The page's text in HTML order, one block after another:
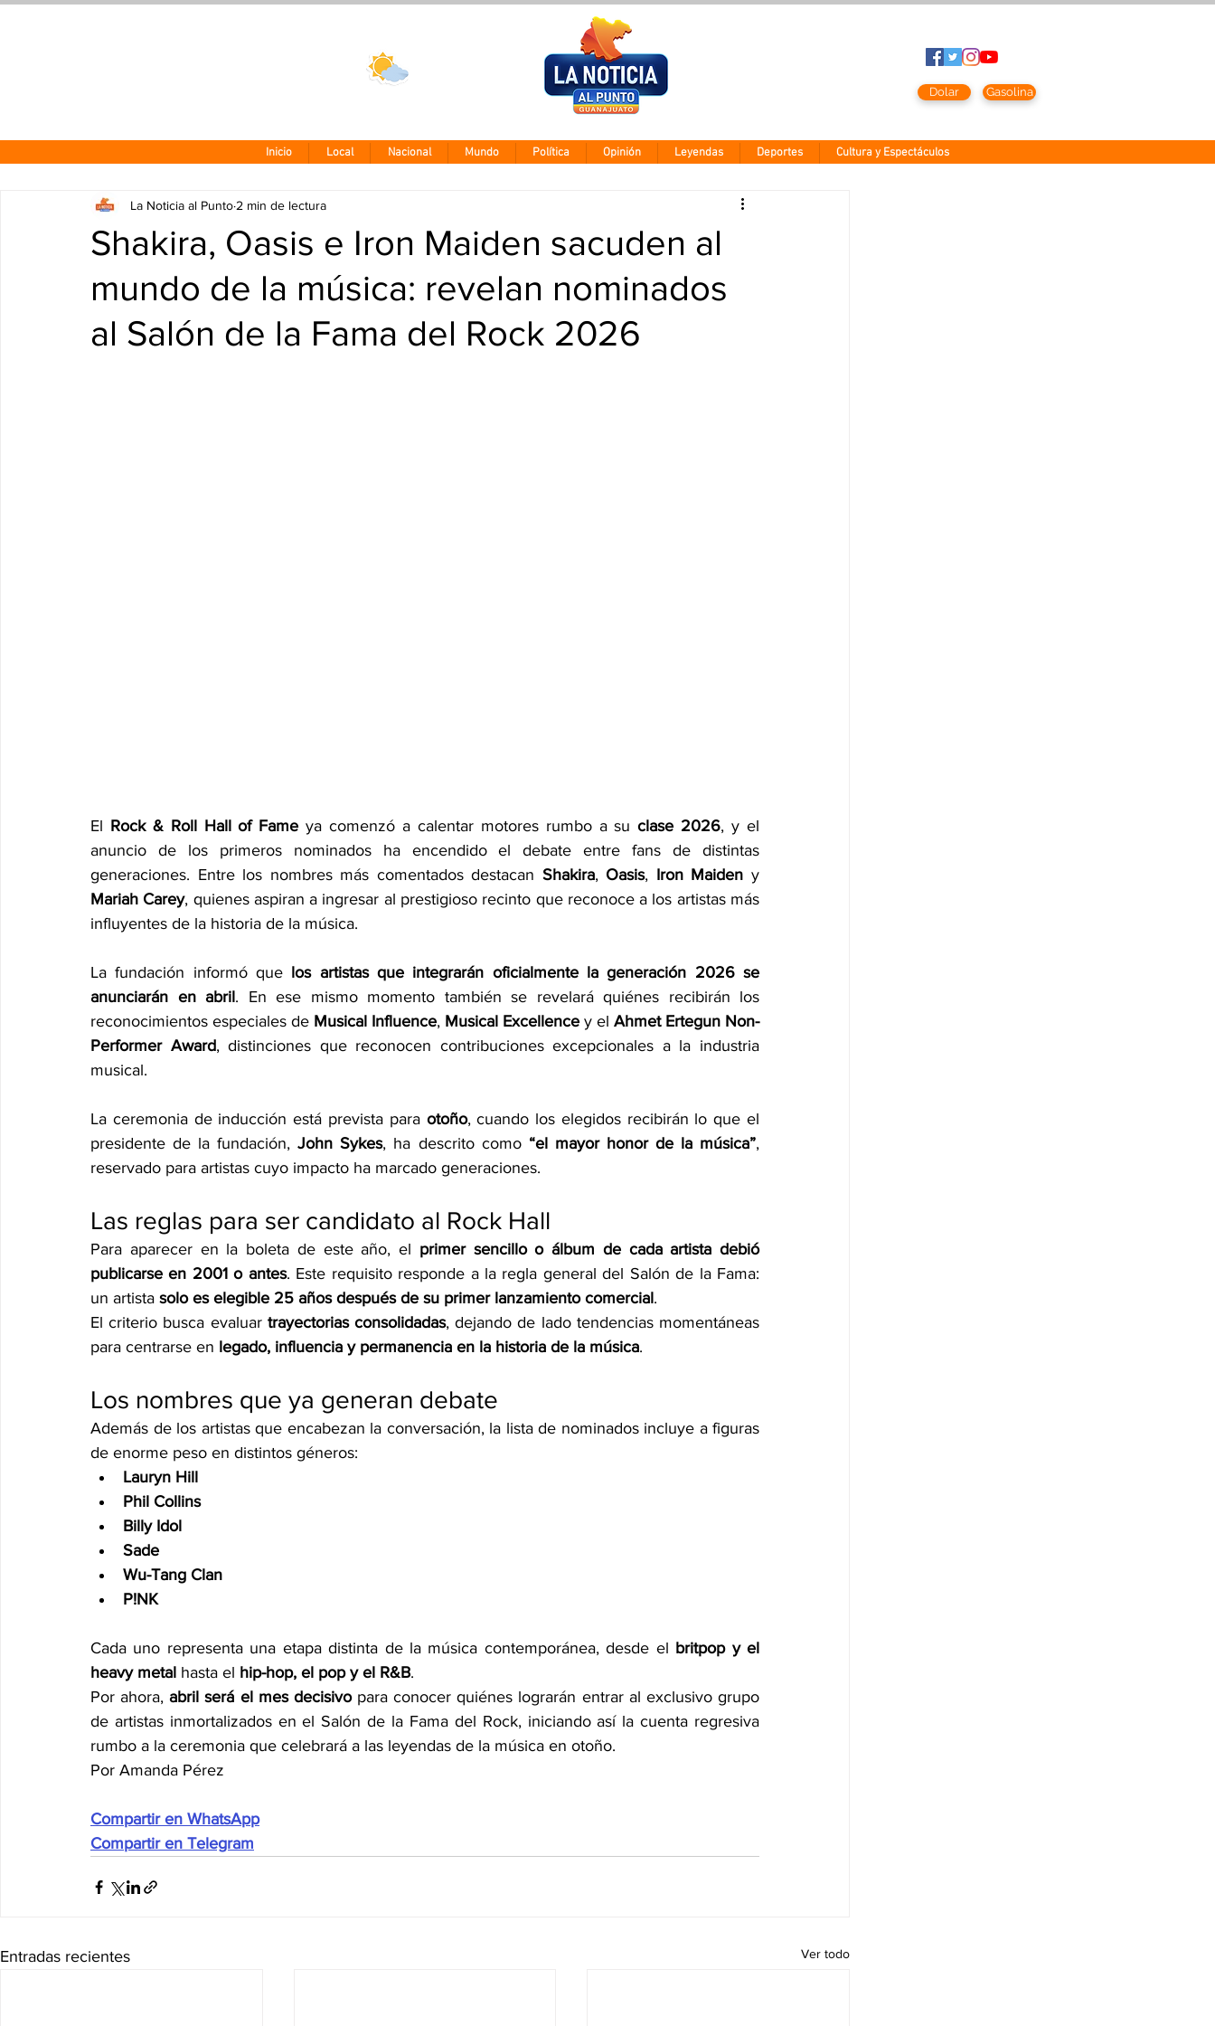
Dolar Gasolina
Inicio Local Nacional Mundo Política Opinión Leyendas Deportes Cultura y Espectáculos
Shakira, Oasis e Iron Maiden sacuden al
mundo de la música: revelan nominados
al Salón de la Fama del Rock 2026
La Noticia al Punto 2 min de lectura
El Rock & Roll Hall of Fame ya comenzó a calentar motores rumbo a su clase 2026, y el
anuncio de los primeros nominados ha encendido el debate entre fans de distintas
generaciones. Entre los nombres más comentados destacan Shakira, Oasis, Iron Maiden
Mariah Carey, quienes aspiran a ingresar al prestigioso recinto que reconoce a los artistas más
influyentes de la historia de la música.
La fundación informó que los artistas que integrarán oficialmente la generación 2026 se
anunciarán en abril. En ese mismo momento también se revelará quiénes recibirán los
reconocimientos especiales de Musical Influence, Musical Excellence y el Ahmet Ertegun Non-
Performer Award, distinciones que reconocen contribuciones excepcionales a la industria
musical.
La ceremonia de inducción está prevista para otoño, cuando los elegidos recibirán lo que el
presidente de la fundación, John Sykes, ha descrito como “el mayor honor de la música”,
reservado para artistas cuyo impacto ha marcado generaciones.
Las reglas para ser candidato al Rock Hall
Para aparecer en la boleta de este año, el primer sencillo o álbum de cada artista debió
publicarse en 2001 o antes. Este requisito responde a la regla general del Salón de la Fama:
un artista solo es elegible 25 años después de su primer lanzamiento comercial.
El criterio busca evaluar trayectorias consolidadas, dejando de lado tendencias momentáneas
para centrarse en legado, influencia y permanencia en la historia de la música.
Los nombres que ya generan debate
Además de los artistas que encabezan la conversación, la lista de nominados incluye a figuras
de enorme peso en distintos géneros:
Lauryn Hill
Phil Collins
Billy Idol
Sade
Wu-Tang Clan
P!NK
Cada uno representa una etapa distinta de la música contemporánea, desde el britpop y el
heavy metal hasta el hip-hop, el pop y el R&B.
Por ahora, abril será el mes decisivo para conocer quiénes lograrán entrar al exclusivo grupo
de artistas inmortalizados en el Salón de la Fama del Rock, iniciando así la cuenta regresiva
rumbo a la ceremonia que celebrará a las leyendas de la música en otoño.
Por Amanda Pérez
Compartir en WhatsApp
Compartir en Telegram
Entradas recientes Ver todo